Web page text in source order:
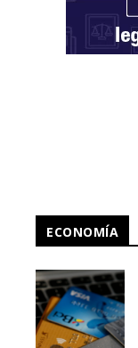
ECONOMÍA